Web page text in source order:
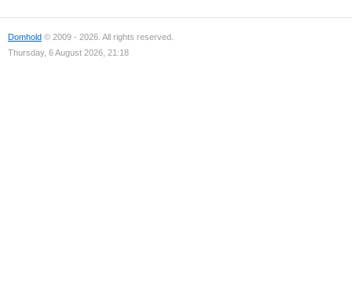
Domhold © 2009 - 2026. All rights reserved.
Thursday, 6 August 2026, 21:18